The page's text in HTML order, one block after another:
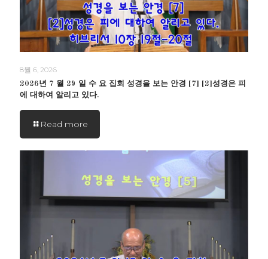
8월 6, 2026
2026년 7 월 29 일 수 요 집회 성경을 보는 안경 [7] [2]성경은 피
에 대하여 알리고 있다.
Read more